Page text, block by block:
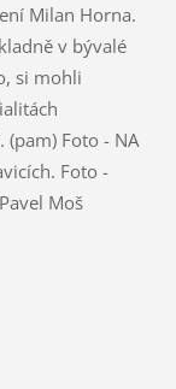
Milan Horna.
v bývalé
si mohli
Foto - NA
Foto -
Moš